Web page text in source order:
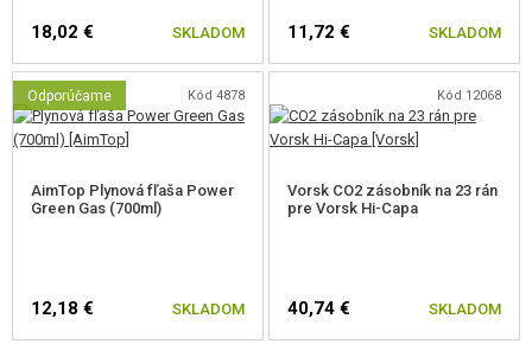
Predĺžené zväčšené hrdlo zásobníka.
Jedinečné sériové číslo vyryté na ráme zbrane.
Adaptér na tlmič vrátane krytu. Závit 14 mm ľavotočivý.
18,02 € SKLADOM 11,72 € SKLADOM
Odporúčame Kód 4878
AimTop Plynová fľaša Power
Green Gas (700ml)
12,18 € SKLADOM
Kód 12068
Vorsk CO2 zásobník na 23 rán
pre Vorsk Hi-Capa
40,74 € SKLADOM